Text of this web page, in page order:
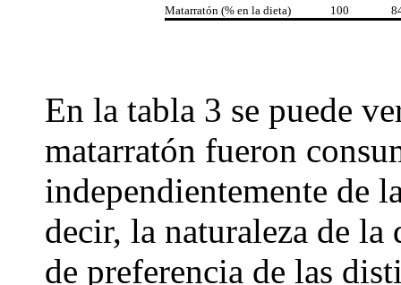
Matarratón (% en la dieta) 100
En la tabla 3 se puede
matarratón fueron
independientemente de
decir, la naturaleza de la
de preferencia de las